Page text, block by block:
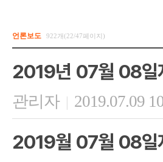
언론보도 922개(22/47페이지)
2019년 07월 08일
관리자 | 2019.07.09
2019월 07월 08일